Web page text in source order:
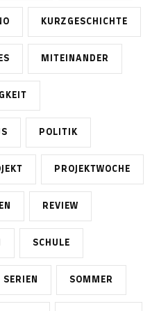
KURZGESCHICHTE
MITEINANDER
POLITIK
PROJEKTWOCHE
REVIEW
SCHULE
SERIEN SOMMER